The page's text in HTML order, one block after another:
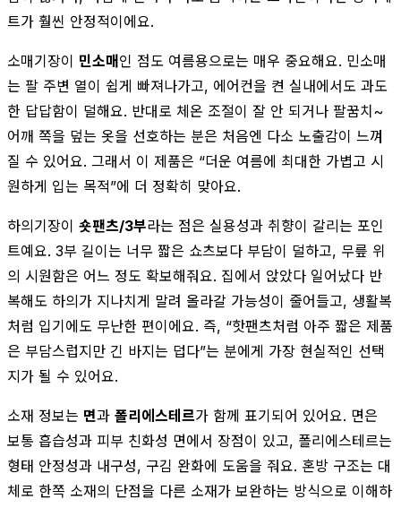
트가 훨씬 안정적이에요.
소매기장이 민소매인 점도 여름용으로는 매우 중요해요. 민소매
는 팔 주변 열이 쉽게 빠져나가고, 에어컨을 켠 실내에서도 과도
한 답답함이 덜해요. 반대로 체온 조절이 잘 안 되거나 팔꿈치~
어깨 쪽을 덮는 옷을 선호하는 분은 처음엔 다소 노출감이 느껴
질 수 있어요. 그래서 이 제품은 “더운 여름에 최대한 가볍고 시
원하게 입는 목적”에 더 정확히 맞아요.
하의기장이 숏팬츠/3부라는 점은 실용성과 취향이 갈리는 포인
트예요. 3부 길이는 너무 짧은 쇼츠보다 부담이 덜하고, 무릎 위
의 시원함은 어느 정도 확보해줘요. 집에서 앉았다 일어났다 반
복해도 하의가 지나치게 말려 올라갈 가능성이 줄어들고, 생활복
처럼 입기에도 무난한 편이에요. 즉, “핫팬츠처럼 아주 짧은 제품
은 부담스럽지만 긴 바지는 덥다”는 분에게 가장 현실적인 선택
지가 될 수 있어요.
소재 정보는 면과 폴리에스테르가 함께 표기되어 있어요. 면은
보통 흡습성과 피부 친화성 면에서 장점이 있고, 폴리에스테르는
형태 안정성과 내구성, 구김 완화에 도움을 줘요. 혼방 구조는 대
체로 한쪽 소재의 단점을 다른 소재가 보완하는 방식으로 이해하